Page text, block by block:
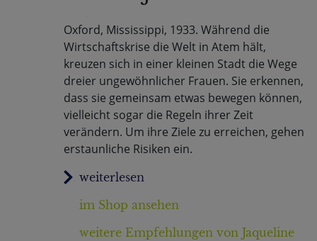
Oxford, Mississippi, 1933. Während die
Wirtschaftskrise die Welt in Atem hält,
kreuzen sich in einer kleinen Stadt die Wege
dreier ungewöhnlicher Frauen. Sie erkennen,
dass sie gemeinsam etwas bewegen können,
vielleicht sogar die Regeln ihrer Zeit
verändern. Um ihre Ziele zu erreichen, gehen
erstaunliche Risiken ein.
im Shop ansehen
weitere Empfehlungen von Jaqueline